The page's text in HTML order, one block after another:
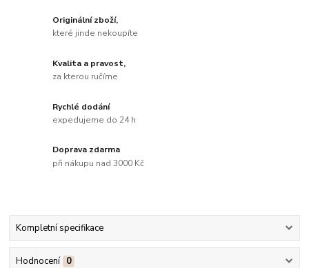
Originální zboží,
které jinde nekoupíte
Kvalita a pravost,
za kterou ručíme
Rychlé dodání
expedujeme do 24 h
Doprava zdarma
při nákupu nad 3000 Kč
Kompletní specifikace
Hodnocení 0